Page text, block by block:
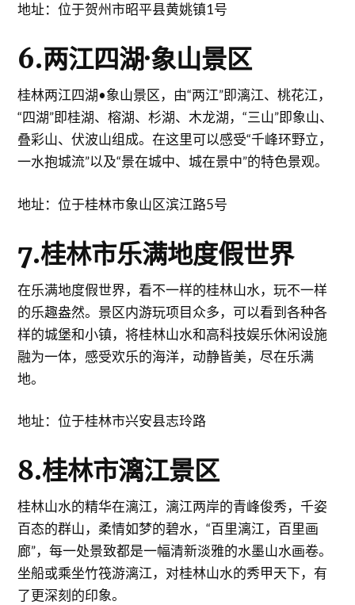
地址：位于贺州市昭平县黄姚镇1号
6.两江四湖·象山景区
桂林两江四湖•象山景区，由“两江”即漓江、桃花江，
“四湖”即桂湖、榕湖、杉湖、木龙湖，“三山”即象山、
叠彩山、伏波山组成。在这里可以感受“千峰环野立，
一水抱城流”以及“景在城中、城在景中”的特色景观。
地址：位于桂林市象山区滨江路5号
7.桂林市乐满地度假世界
在乐满地度假世界，看不一样的桂林山水，玩不一样
的乐趣盎然。景区内游玩项目众多，可以看到各种各
样的城堡和小镇，将桂林山水和高科技娱乐休闲设施
融为一体，感受欢乐的海洋，动静皆美，尽在乐满
地。
地址：位于桂林市兴安县志玲路
8.桂林市漓江景区
桂林山水的精华在漓江，漓江两岸的青峰俊秀，千姿
百态的群山，柔情如梦的碧水，“百里漓江，百里画
廊”，每一处景致都是一幅清新淡雅的水墨山水画卷。
坐船或乘坐竹筏游漓江，对桂林山水的秀甲天下，有
了更深刻的印象。